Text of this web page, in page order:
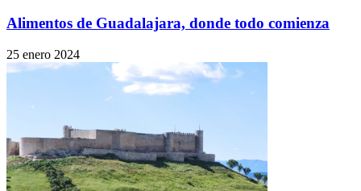
Alimentos de Guadalajara, donde todo comienza
25 enero 2024